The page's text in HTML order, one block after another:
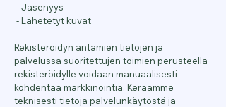
- Jäsenyys
- Lähetetyt kuvat
Rekisteröidyn antamien tietojen ja
palvelussa suoritettujen toimien perusteella
rekisteröidylle voidaan manuaalisesti
kohdentaa markkinointia. Keräämme
teknisesti tietoja palvelunkäytöstä ja